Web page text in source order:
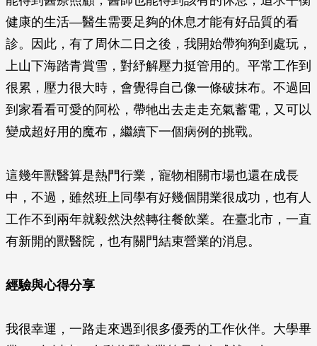
健康的生活—醫生需要足夠的休息才能有好品質的看
診。因此，有了周休二日之後，我開始帶狗狗到處玩，
上山下海踏青賞雪，對紓解壓力挺管用的。平常工作到
很累，壓力很大時，會覺得自己像一條破抹布。不過回
到家看看可愛的阿松，帶牠出去走走充氣蓄電，又可以
變成超好用的魔布，繼續下一個病例的挑戰。
這幾年獸醫算是熱門行業，寵物相關市場也還在成長
中，不過，雖然班上同學有好幾個開業很成功，也有人
工作不到兩年就毅然決然轉往餐飲業。在臺北市，一直
有新開的獸醫院，也有關門結束營業的消息。
經驗與心得分享
我很幸運，一路走來遇到很多優秀的工作伙伴。大學畢